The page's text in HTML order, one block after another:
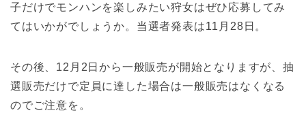
子だけでモンハンを楽しみたい狩女はぜひ応募してみ
てはいかがでしょうか。当選者発表は11月28日。
その後、12月2日から一般販売が開始となりますが、抽
選販売だけで定員に達した場合は一般販売はなくなる
のでご注意を。